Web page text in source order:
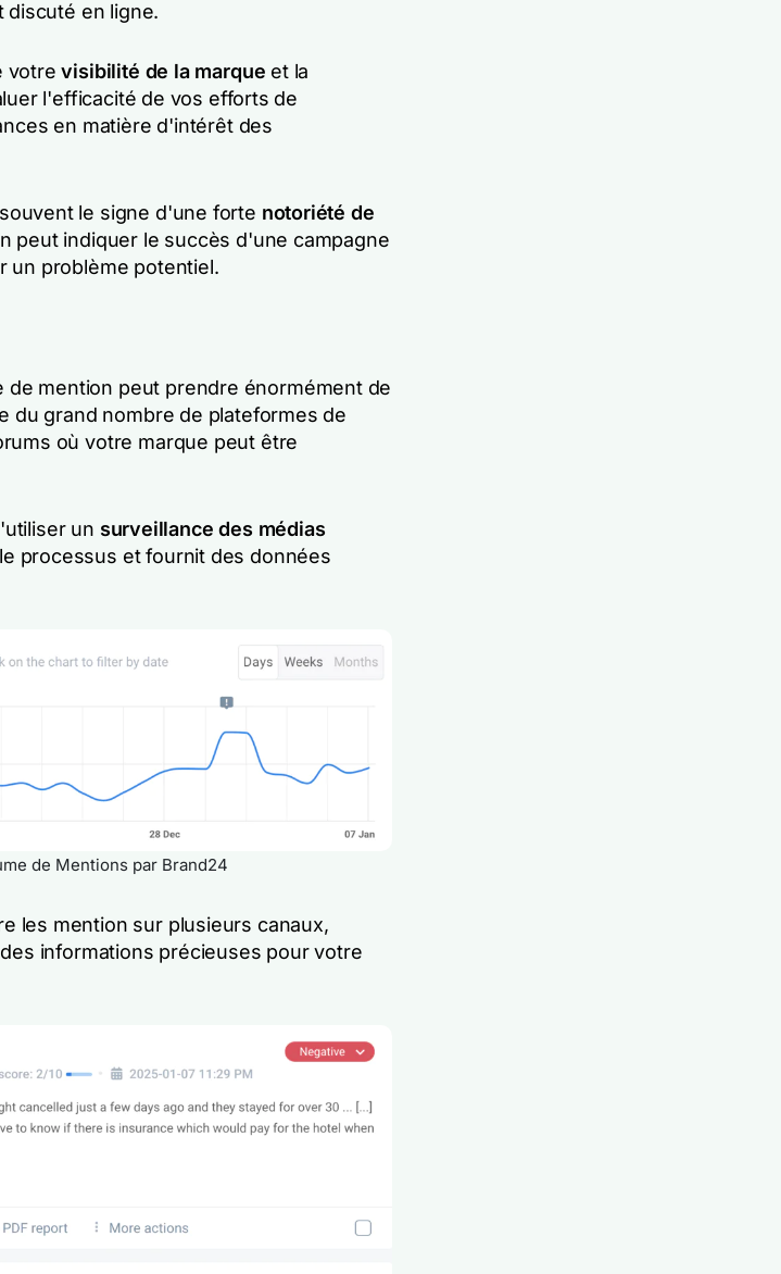
en ligne.
votrevisibilité de la marque et la
l'efficacité de vos efforts de
en matière d'intérêt des
le signe d'une forte notoriété de
peut indiquer le succès d'une campagne
un problème potentiel.
de mention peut prendre énormément de
du grand nombre de plateformes de
où votre marque peut être
un surveillance des médias
processus et fournit des données
de Mentions par Brand24
les mention sur plusieurs canaux,
informations précieuses pour votre